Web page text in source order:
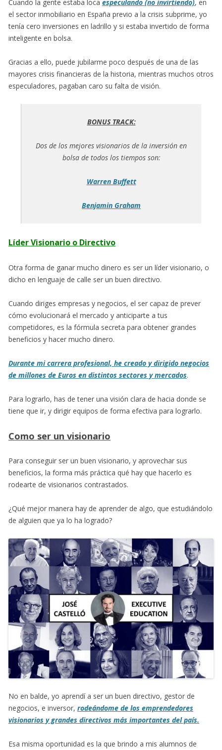
Cuando la gente estaba loca especulando (no invirtiendo), en
el sector inmobiliario en España previo a la crisis subprime, yo
tenía cero inversiones en ladrillo y si estaba invertido de forma
inteligente en bolsa.
Gracias a ello, puede jubilarme poco después de una de las
mayores crisis financieras de la historia, mientras muchos otros
especuladores, pagaban caro su falta de visión.
BONUS TRACK:
Dos de los mejores visionarios de la inversión en
bolsa de todos los tiempos son:
Warren Buffett
Benjamin Graham
Líder Visionario o Directivo
Otra forma de ganar mucho dinero es ser un líder visionario, o
dicho en lenguaje de calle ser un buen directivo.
Cuando diriges empresas y negocios, el ser capaz de prever
cómo evolucionará el mercado y anticiparte a tus
competidores, es la fórmula secreta para obtener grandes
beneficios y hacer mucho dinero.
Durante mi carrera profesional, he creado y dirigido negocios
de millones de Euros en distintos sectores y mercados.
Para lograrlo, has de tener una visión clara de hacia donde se
tiene que ir, y dirigir equipos de forma efectiva para lograrlo.
Como ser un visionario
Para conseguir ser un buen visionario, y aprovechar sus
beneficios, la forma más práctica qué hay que hacerlo es
rodearte de visionarios contrastados.
¿Qué mejor manera hay de aprender de algo, que estudiándolo
de alguien que ya lo ha logrado?
No en balde, yo aprendí a ser un buen directivo, gestor de
negocios, e inversor, rodeándome de los emprendedores
visionarios y grandes directivos más importantes del país.
Esa misma oportunidad es la que brindo a mis alumnos de